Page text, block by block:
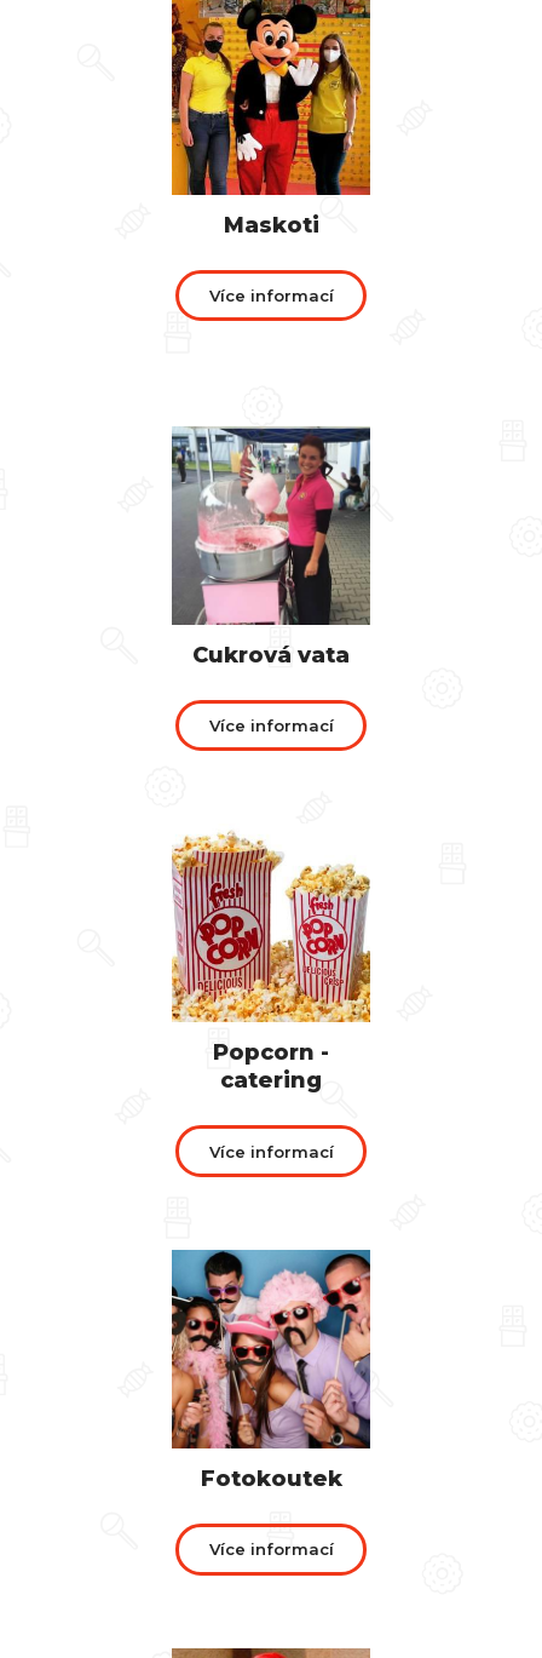
Maskoti
Více informací
Cukrová vata
Více informací
Popcorn -
catering
Více informací
Fotokoutek
Více informací